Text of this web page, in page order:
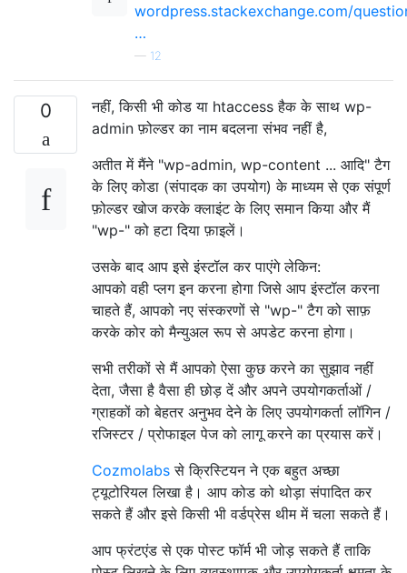
wordpress.stackexchange.com/
…
— 12
0
नहीं, किसी भी कोड या htaccess हैक के साथ wp-
admin फ़ोल्डर का नाम बदलना संभव नहीं है,
अतीत में मैंने "wp-admin, wp-content ... आदि" टैग
के लिए कोडा (संपादक का उपयोग) के माध्यम से एक संपूर्ण
फ़ोल्डर खोज करके क्लाइंट के लिए समान किया और मैं
"wp-" को हटा दिया फ़ाइलें।
उसके बाद आप इसे इंस्टॉल कर पाएंगे लेकिन:
आपको वही प्लग इन करना होगा जिसे आप इंस्टॉल करना
चाहते हैं, आपको नए संस्करणों से "wp-" टैग को साफ़
करके कोर को मैन्युअल रूप से अपडेट करना होगा।
सभी तरीकों से मैं आपको ऐसा कुछ करने का सुझाव नहीं
देता, जैसा है वैसा ही छोड़ दें और अपने उपयोगकर्ताओं /
ग्राहकों को बेहतर अनुभव देने के लिए उपयोगकर्ता लॉगिन /
रजिस्टर / प्रोफाइल पेज को लागू करने का प्रयास करें।
Cozmolabs से क्रिस्टियन ने एक बहुत अच्छा
ट्यूटोरियल लिखा है। आप कोड को थोड़ा संपादित कर
सकते हैं और इसे किसी भी वर्डप्रेस थीम में चला सकते हैं।
आप फ्रंटएंड से एक पोस्ट फॉर्म भी जोड़ सकते हैं ताकि